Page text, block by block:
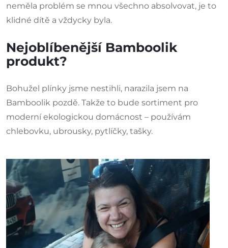
neměla problém se mnou všechno absolvovat, je to
klidné dítě a vždycky byla.
Nejoblíbenější Bamboolik
produkt?
Bohužel plínky jsme nestihli, narazila jsem na
Bamboolik pozdě. Takže to bude sortiment pro
moderní ekologickou domácnost – používám
chlebovku, ubrousky, pytlíčky, tašky.